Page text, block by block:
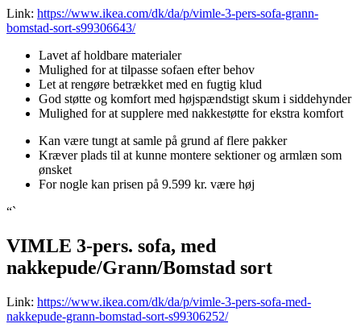
Link: https://www.ikea.com/dk/da/p/vimle-3-pers-sofa-grann-
bomstad-sort-s99306643/
Lavet af holdbare materialer
Mulighed for at tilpasse sofaen efter behov
Let at rengøre betrækket med en fugtig klud
God støtte og komfort med højspændstigt skum i siddehynder
Mulighed for at supplere med nakkestøtte for ekstra komfort
Kan være tungt at samle på grund af flere pakker
Kræver plads til at kunne montere sektioner og armlæn som
ønsket
For nogle kan prisen på 9.599 kr. være høj
“`
VIMLE 3-pers. sofa, med
nakkepude/Grann/Bomstad sort
Link: https://www.ikea.com/dk/da/p/vimle-3-pers-sofa-med-
nakkepude-grann-bomstad-sort-s99306252/